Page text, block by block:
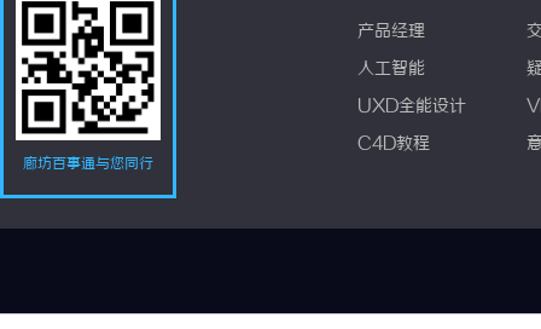
廊坊百事通与您同行
产品经理
人工智能
UXD全能设计
C4D教程